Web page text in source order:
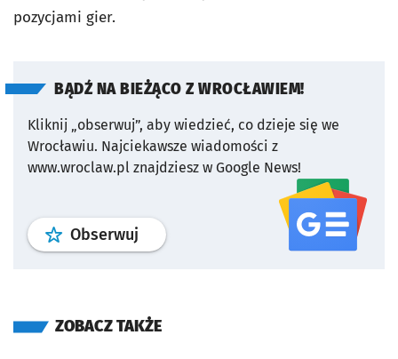
pozycjami gier.
BĄDŹ NA BIEŻĄCO Z WROCŁAWIEM!
Kliknij „obserwuj”, aby wiedzieć, co dzieje się we
Wrocławiu. Najciekawsze wiadomości z
www.wroclaw.pl znajdziesz w Google News!
Obserwuj profil serwisu
ZOBACZ TAKŻE